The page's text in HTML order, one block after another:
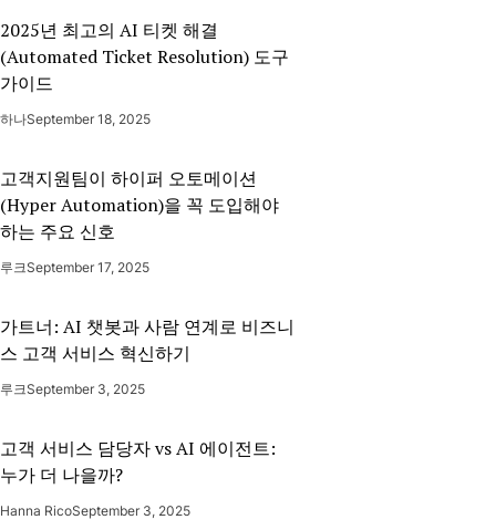
2025년 최고의 AI 티켓 해결
(Automated Ticket Resolution) 도구
가이드
하나September 18, 2025
고객지원팀이 하이퍼 오토메이션
(Hyper Automation)을 꼭 도입해야
하는 주요 신호
루크September 17, 2025
가트너: AI 챗봇과 사람 연계로 비즈니
스 고객 서비스 혁신하기
루크September 3, 2025
고객 서비스 담당자 vs AI 에이전트:
누가 더 나을까?
Hanna RicoSeptember 3, 2025